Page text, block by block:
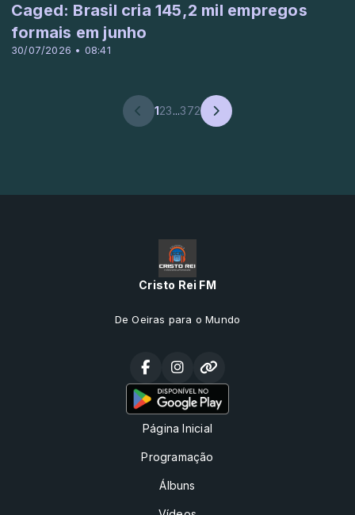
30/07/2026 • 08:41
Caged: Brasil cria 145,2 mil empregos
formais em junho
123...372
Cristo Rei FM
De Oeiras para o Mundo
Página Inicial
Programação
Álbuns